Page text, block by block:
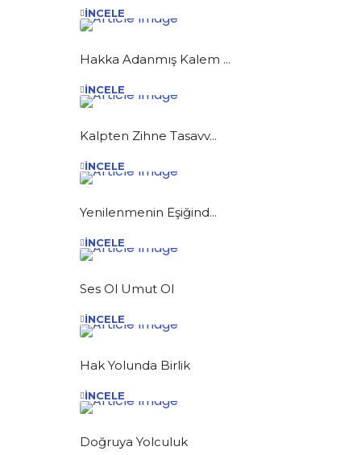
İNCELE
Hakka Adanmış Kalem ...
İNCELE
Kalpten Zihne Tasavv...
İNCELE
Yenilenmenin Eşiğind...
İNCELE
Ses Ol Umut Ol
İNCELE
Hak Yolunda Birlik
İNCELE
Doğruya Yolculuk